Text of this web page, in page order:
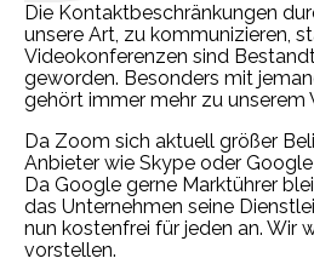
Die Kontaktbeschränkungen
unsere Art, zu kommunizieren,
Videokonferenzen sind
geworden. Besonders mit
gehört immer mehr zu unserem
Da Zoom sich aktuell größer
Anbieter wie Skype oder
Da Google gerne Marktührer
das Unternehmen seine
nun kostenfrei für jeden an. Wir
vorstellen.